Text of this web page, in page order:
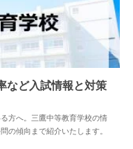
2024.04.18
など入試情報と対策
方へ。三鷹中等教育学校の情
の傾向まで紹介いたします。